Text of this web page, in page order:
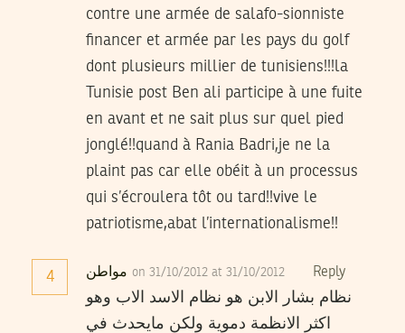
contre une armée de salafo-sionniste
financer et armée par les pays du golf
dont plusieurs millier de tunisiens!!!la
Tunisie post Ben ali participe à une fuite
en avant et ne sait plus sur quel pied
jonglé!!quand à Rania Badri,je ne la
plaint pas car elle obéit à un processus
qui s’écroulera tôt ou tard!!vive le
patriotisme,abat l’internationalisme!!
4 مواطن on 31/10/2012 at 31/10/2012 Reply
نظام بشار الابن هو نظام الاسد الاب وهو
اكثر الانظمة دموية ولكن مايحدث في